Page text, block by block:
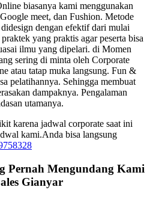
biasanya kami menggunakan
meet, dan Fushion. Metode
dengan efektif dari mulai
yang praktis agar peserta bisa
ilmu yang dipelari. di Momen
sering di minta oleh Corporate
atau tatap muka langsung. Fun &
pelatihannya. Sehingga membuat
dampaknya. Pengalaman
utamanya.
karena jadwal corporate saat ini
kami.Anda bisa langsung
Pernah Mengundang Kami
Gianyar